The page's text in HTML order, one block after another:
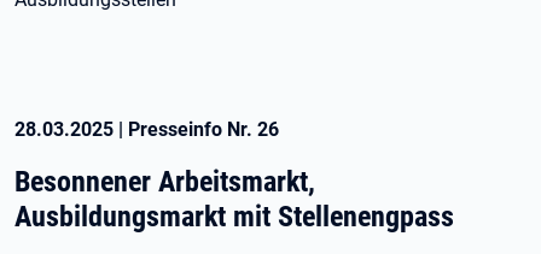
28.03.2025 | Presseinfo Nr. 26
Besonnener Arbeitsmarkt,
Ausbildungsmarkt mit Stellenengpass